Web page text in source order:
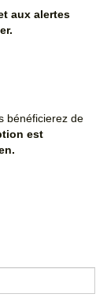
aux alertes
bénéficierez de
est